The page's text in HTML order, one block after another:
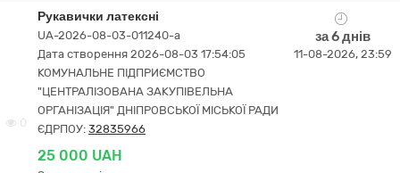
0
Рукавички латексні
UA-2026-08-03-011240-a
Дата створення 2026-08-03 17:54:05
КОМУНАЛЬНЕ ПІДПРИЄМСТВО
"ЦЕНТРАЛІЗОВАНА ЗАКУПІВЕЛЬНА
ОРГАНІЗАЦІЯ" ДНІПРОВСЬКОЇ МІСЬКОЇ РАДИ
ЄДРПОУ: 32835966
25 000 UAH
за 6 днів
11-08-2026, 23:59